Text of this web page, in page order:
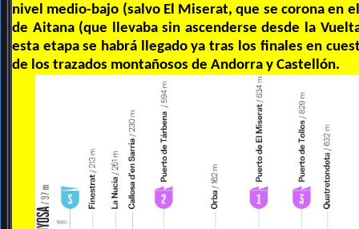
nivel medio-bajo (salvo El Miserat, que se corona en
de Aitana (que llevaba sin ascenderse desde la
esta etapa se habrá llegado ya tras los finales en
de los trazados montañosos de Andorra y Castellón.